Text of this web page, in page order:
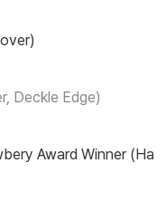
Deckle Edge)
Award Winner (Ha